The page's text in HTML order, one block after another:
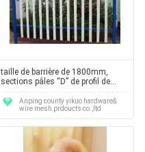
taille de barrière de 1800mm,
sections pâles “D” de profil de
3mm, clôture de palissade en
métalAnping county yikuo hardware&
wire mesh prdoucts co.,ltd